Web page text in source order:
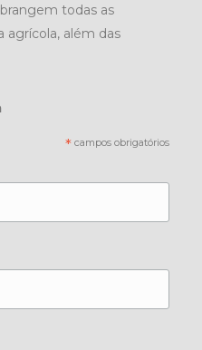
todas as
agrícola, além das
* campos obrigatórios